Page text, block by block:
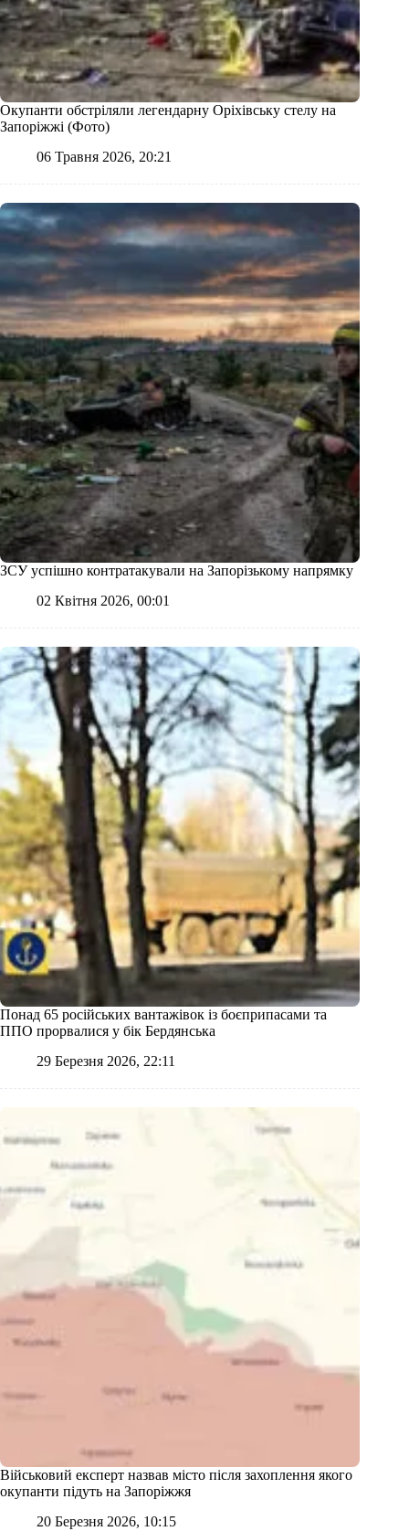
Окупанти обстріляли легендарну Оріхівську стелу на
Запоріжжі (Фото)
06 Травня 2026, 20:21
ЗСУ успішно контратакували на Запорізькому напрямку
02 Квітня 2026, 00:01
Понад 65 російських вантажівок із боєприпасами та
ППО прорвалися у бік Бердянська
29 Березня 2026, 22:11
Військовий експерт назвав місто після захоплення якого
окупанти підуть на Запоріжжя
20 Березня 2026, 10:15